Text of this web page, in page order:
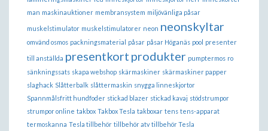
man maskinauktioner membransystem miljövänliga påsar
muskelstimulator muskelstimulatorer neon neonskyltar
omvänd osmos packningsmaterial påsar påsar Höganäs pool presenter
till anställda presentkort produkter pumptermos ro
sänkningssats skapa webshop skärmaskiner skärmaskiner papper
slaghack Slåtterbalk slåttermaskin snygga linneskjortor
Spannmålsfritt hundfoder stickad blazer stickad kavaj stödstrumpor
strumpor online takbox Takbox Tesla takboxar tens tens-apparat
termoskanna Tesla tillbehör tillbehör atv tillbehör Tesla